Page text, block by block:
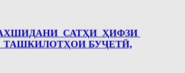
САТҲИ ҲИФЗИ
БУҶЕТӢ,